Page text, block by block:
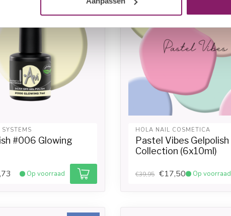
#006 Glowing
Op voorraad
HOLA NAIL COSMETICA
Pastel Vibes Gelpolish
Collection (6x10ml)
€39,95 €17,50 Op voorraad